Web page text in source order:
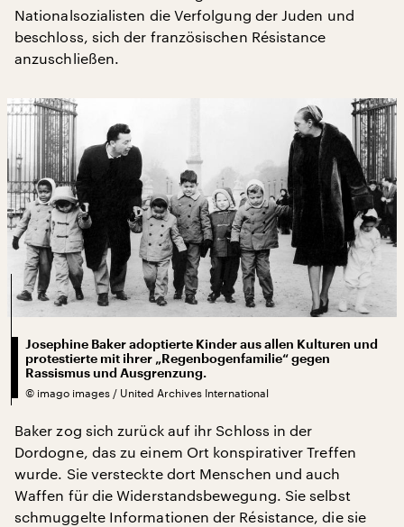
Nationalsozialisten die Verfolgung der Juden und
beschloss, sich der französischen Résistance
anzuschließen.
Josephine Baker adoptierte Kinder aus allen Kulturen und
protestierte mit ihrer „Regenbogenfamilie“ gegen
Rassismus und Ausgrenzung.
© imago images / United Archives International
Baker zog sich zurück auf ihr Schloss in der
Dordogne, das zu einem Ort konspirativer Treffen
wurde. Sie versteckte dort Menschen und auch
Waffen für die Widerstandsbewegung. Sie selbst
schmuggelte Informationen der Résistance, die sie